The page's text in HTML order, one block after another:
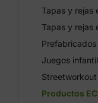
Tapas y rejas
Tapas y rejas
Juegos
Productos